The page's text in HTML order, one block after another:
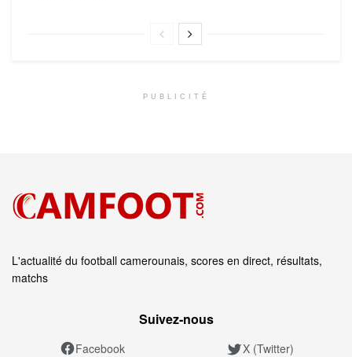
PUBLICITÉ
L'actualité du football camerounais, scores en direct, résultats,
matchs
Suivez‑nous
Facebook X (Twitter)